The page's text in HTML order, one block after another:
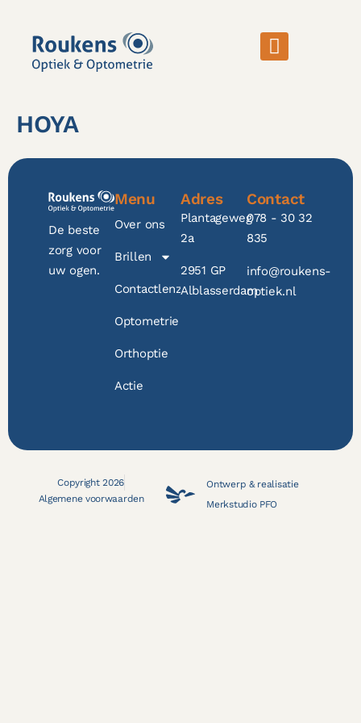
HOYA
De beste
zorg voor
uw ogen.
Menu
Over ons
Brillen
Contactlenzen
Optometrie
Orthoptie
Actie
Adres
Plantageweg
2a
2951 GP
Alblasserdam
Contact
078 - 30 32
835
info@roukens-
optiek.nl
Copyright 2026
Algemene voorwaarden
Ontwerp & realisatie
Merkstudio PFO